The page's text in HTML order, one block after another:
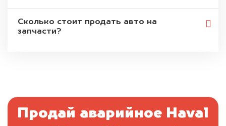
Сколько стоит продать авто на
запчасти?
Продай аварийное Haval